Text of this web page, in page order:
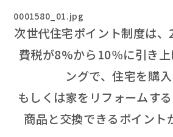
0001580_01.jpg
次世代住宅ポイント制度は
費税が8%から10％に引き
ングで、住宅を購入
もしくは家をリフォームす
商品と交換できるポイント